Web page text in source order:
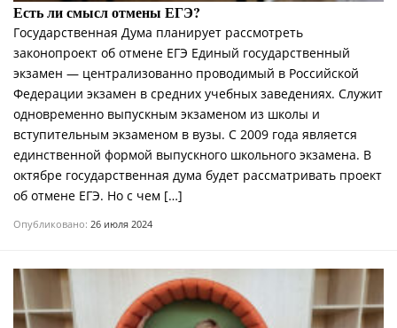
Есть ли смысл отмены ЕГЭ?
Государственная Дума планирует рассмотреть
законопроект об отмене ЕГЭ Единый государственный
экзамен — централизованно проводимый в Российской
Федерации экзамен в средних учебных заведениях. Служит
одновременно выпускным экзаменом из школы и
вступительным экзаменом в вузы. С 2009 года является
единственной формой выпускного школьного экзамена. В
октябре государственная дума будет рассматривать проект
об отмене ЕГЭ. Но с чем […]
Опубликовано: 26 июля 2024